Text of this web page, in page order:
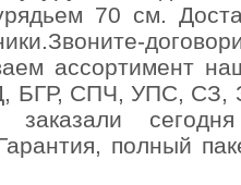
70 см.
ассортимент
БГР, СПЧ, УПС, СЗ,
заказали
полный